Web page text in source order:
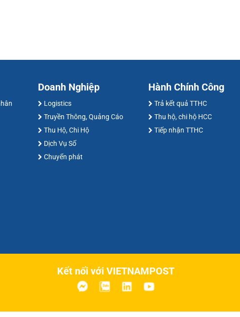
Doanh Nghiệp
Logistics
Truyền Thông, Quảng Cáo
Thu Hộ, Chi Hộ
Dịch Vụ Số
Chuyển phát
Hành Chính Công
Trả kết quả TTHC
Thu hộ, chi hộ HCC
Tiếp nhận TTHC
Kết nối với VIETNAMPOST